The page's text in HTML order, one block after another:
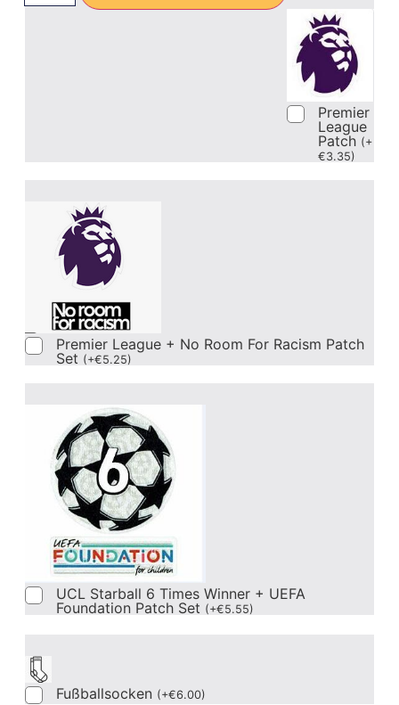
Premier
League
Patch (+
€3.35)
Premier League + No Room For Racism Patch
Set (+€5.25)
UCL Starball 6 Times Winner + UEFA
Foundation Patch Set (+€5.55)
Fußballsocken (+€6.00)